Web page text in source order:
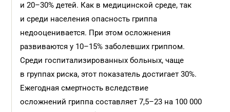
и 20–30% детей. Как в медицинской среде, так
и среди населения опасность гриппа
недооценивается. При этом осложнения
развиваются у 10–15% заболевших гриппом.
Среди госпитализированных больных, чаще
в группах риска, этот показатель достигает 30%.
Ежегодная смертность вследствие
осложнений гриппа составляет 7,5–23 на 100 000